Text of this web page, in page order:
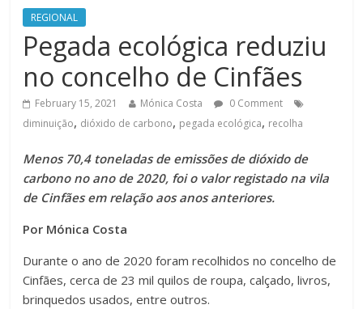
REGIONAL
Pegada ecológica reduziu
no concelho de Cinfães
February 15, 2021 Mónica Costa
0 Comment
diminuição, dióxido de carbono, pegada ecológica, recolha
Menos 70,4 toneladas de emissões de dióxido de
carbono no ano de 2020, foi o valor registado na vila
de Cinfães em relação aos anos anteriores.
Por Mónica Costa
Durante o ano de 2020 foram recolhidos no concelho de
Cinfães, cerca de 23 mil quilos de roupa, calçado, livros,
brinquedos usados, entre outros.